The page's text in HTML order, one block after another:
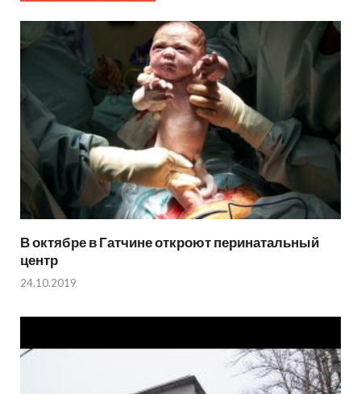
В октябре в Гатчине откроют перинатальный
центр
24.10.2019